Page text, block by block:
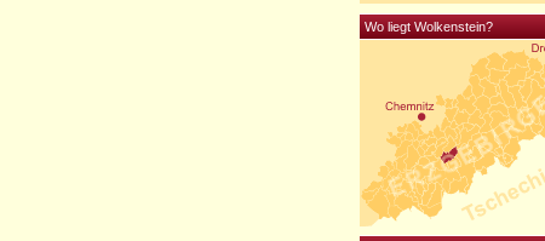
Wo liegt Wolkenstein?